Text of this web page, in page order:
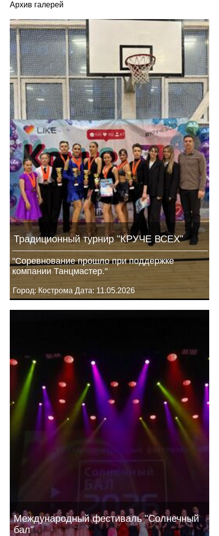
Архив галерей
Традиционный турнир "КРУЧЕ ВСЕХ"
"Соревнование прошло при поддержке
компании Танцмастер."
Город: Кострома Дата: 11.05.2026
Международный фестиваль "Солнечный
бал"